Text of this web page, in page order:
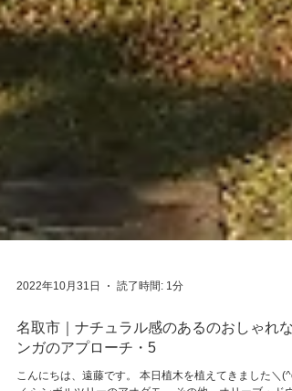
2022年10月31日 読了時間: 1分
名取市｜ナチュラル感のあるのおしゃれな